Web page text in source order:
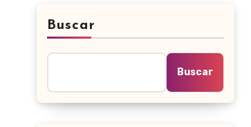
Buscar
Buscar